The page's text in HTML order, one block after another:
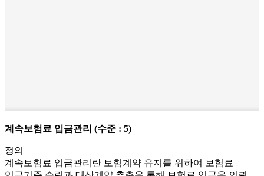
계속보험료 입금관리 (수준 : 5)
정의
계속보험료 입금관리란 보험계약 유지를 위하여 보험료